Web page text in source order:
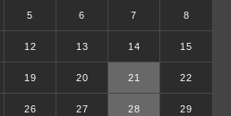
5 6 7 8
12 13 14 15
19 20 21 22
26 27 28 29